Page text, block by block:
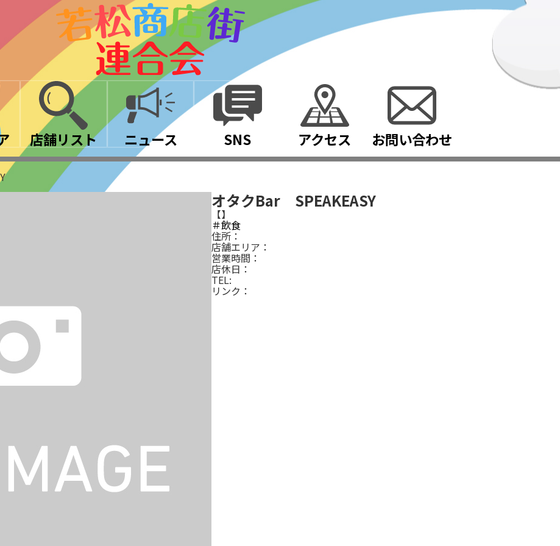
店舗リスト ニュース SNS アクセス お問い合わせ
オタクBar SPEAKEASY
【】
＃飲食
住所：
店舗エリア：
営業時間：
店休日：
TEL:
リンク：